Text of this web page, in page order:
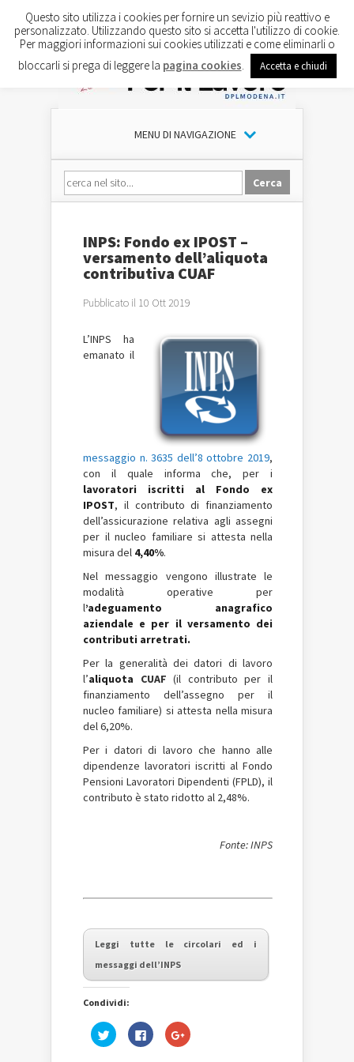
MENU DI NAVIGAZIONE
INPS: Fondo ex IPOST –
versamento dell’aliquota
contributiva CUAF
Pubblicato il 10 Ott 2019
L’INPS ha
emanato il
messaggio n. 3635 dell’8 ottobre 2019,
con il quale informa che, per i
lavoratori iscritti al Fondo ex
IPOST, il contributo di finanziamento
dell’assicurazione relativa agli assegni
per il nucleo familiare si attesta nella
misura del 4,40%.
Nel messaggio vengono illustrate le
modalità operative per
l’adeguamento anagrafico
aziendale e per il versamento dei
contributi arretrati.
Per la generalità dei datori di lavoro
l’aliquota CUAF (il contributo per il
finanziamento dell’assegno per il
nucleo familiare) si attesta nella misura
del 6,20%.
Per i datori di lavoro che hanno alle
dipendenze lavoratori iscritti al Fondo
Pensioni Lavoratori Dipendenti (FPLD), il
contributo è stato ridotto al 2,48%.
Fonte: INPS
Leggi tutte le circolari ed i
messaggi dell’INPS
Condividi:
Fai
clic
Fai
clic
Fai
clic
Questo sito utilizza i cookies per fornire un sevizio più reattivo e
personalizzato. Utilizzando questo sito si accetta l'utilizzo di cookie.
Per maggiori informazioni sui cookies utilizzati e come eliminarli o
bloccarli si prega di leggere la pagina cookies Accetta e chiudi